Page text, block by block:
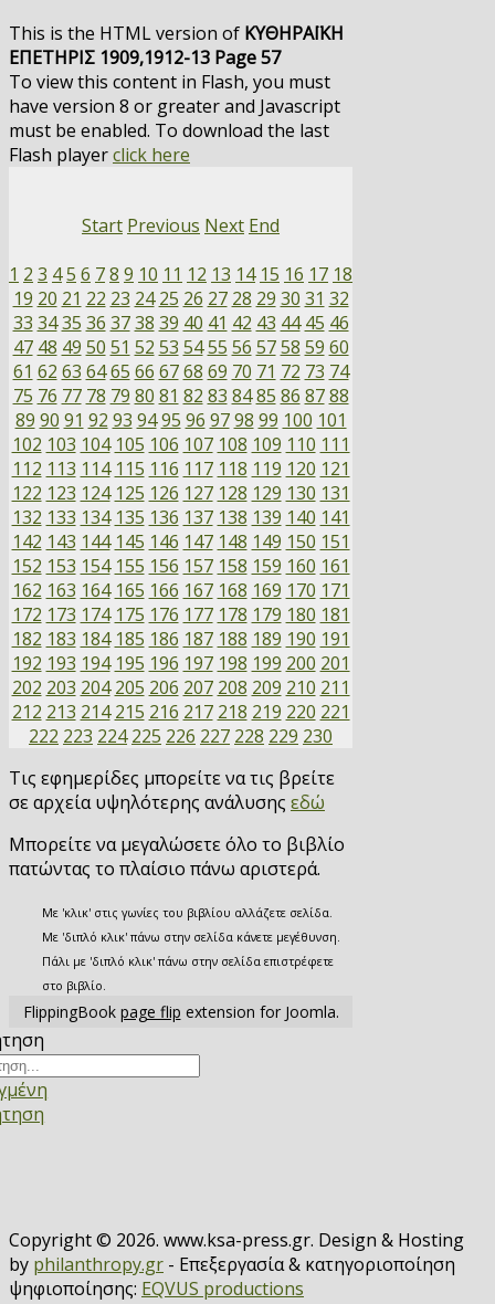
This is the HTML version of ΚΥΘΗΡΑΪΚΗ
ΕΠΕΤΗΡΙΣ 1909,1912-13 Page 57
To view this content in Flash, you must
have version 8 or greater and Javascript
must be enabled. To download the last
Flash playerclick here
Start Previous Next End
1 2 3 45 6 78 9 10 11 12 13 14 15 16 17 18
19 20 21 22 23 24 25 26 27 28 29 30 31 32
33 34 35 36 37 38 39 40 41 42 43 44 45 46
47 48 49 50 51 52 53 54 55 56 57 58 59 60
61 62 63 64 65 66 67 68 69 70 71 72 73 74
75 76 77 78 79 80 81 82 83 84 85 86 87 88
89 90 91 92 93 94 95 96 97 98 99 100 101
102 103 104 105 106 107 108 109 110 111
112 113 114 115 116 117 118 119 120 121
122 123 124 125 126 127 128 129 130 131
132 133 134 135 136 137 138 139 140 141
142 143 144 145 146 147 148 149 150 151
152 153 154 155 156 157 158 159 160 161
162 163 164 165 166 167 168 169 170 171
172 173 174 175 176 177 178 179 180 181
182 183 184 185 186 187 188 189 190 191
192 193 194 195 196 197 198 199 200 201
202 203 204 205 206 207 208 209 210 211
212 213 214 215 216 217 218 219 220 221
222 223 224 225 226 227 228 229 230
Τις εφημερίδες μπορείτε να τις βρείτε
σε αρχεία υψηλότερης ανάλυσης εδώ
Μπορείτε να μεγαλώσετε όλο το βιβλίο
πατώντας το πλαίσιο πάνω αριστερά.
Με 'κλικ' στις γωνίες του βιβλίου αλλάζετε σελίδα.
Με 'διπλό κλικ' πάνω στην σελίδα κάνετε μεγέθυνση.
Πάλι με 'διπλό κλικ' πάνω στην σελίδα επιστρέφετε
στο βιβλίο.
FlippingBook page flip extension for Joomla.
Copyright © 2026. www.ksa-press.gr. Design & Hosting
by philanthropy.gr - Επεξεργασία & κατηγοριοποίηση
ψηφιοποίησης: EQVUS productions